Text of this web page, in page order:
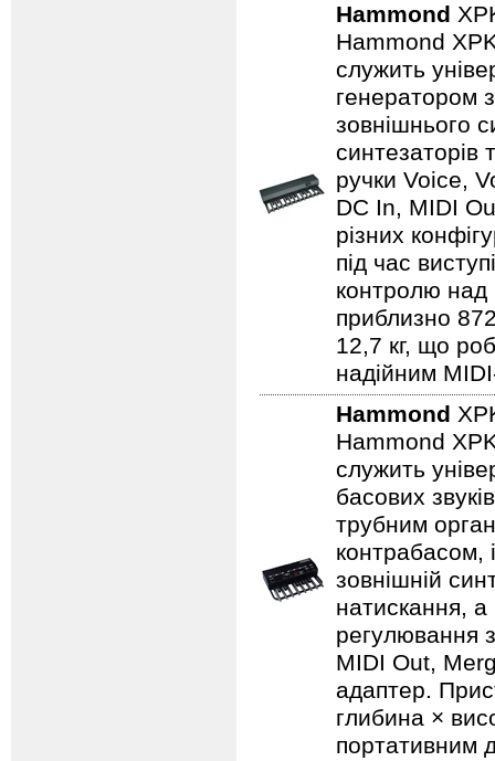
Hammond
Hammond
служить
генератором
зовнішнього
синтезаторів
ручки Voice,
DC In, MIDI
різних
під час
контролю над
приблизно
12,7 кг, що
надійним
Hammond
Hammond
служить
басових
трубним
контрабасом,
зовнішній
натискання,
регулювання
MIDI Out,
адаптер.
глибина ×
портативним